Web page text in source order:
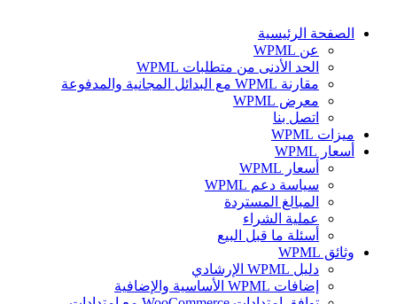
الصفحة الرئيسية
عن WPML
الحد الأدنى من متطلبات WPML
مقارنة WPML مع البدائل المجانية والمدفوعة
معرض WPML
اتصل بنا
ميزات WPML
أسعار WPML
أسعار WPML
سياسة دعم WPML
المبالغ المستردة
عملية الشراء
أسئلة ما قبل البيع
وثائق WPML
دليل WPML الإرشادي
إضافات WPML الأساسية والإضافية